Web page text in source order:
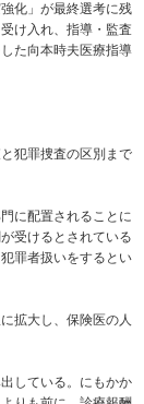
化」が最終選考に残
け入れ、指導・監査
た向本時夫医療指導
犯罪捜査の区別まで
に配置されることに
受けるとされている
罪者扱いをするとい
拡大し、保険医の人
している。にもかか